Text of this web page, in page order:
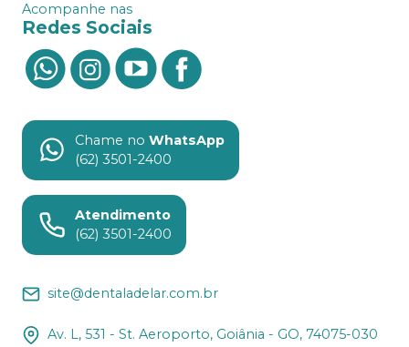
Acompanhe nas
Redes Sociais
Chame no WhatsApp
(62) 3501-2400
Atendimento
(62) 3501-2400
site@dentaladelar.com.br
Av. L, 531 - St. Aeroporto, Goiânia - GO, 74075-030